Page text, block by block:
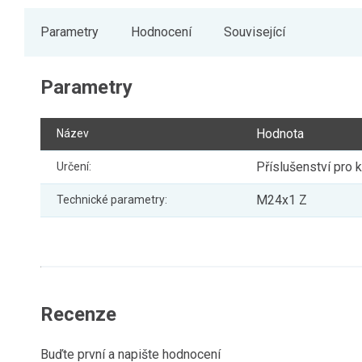
Parametry Hodnocení Související
Parametry
Název Hodnota
Určení: Příslušenství pro
Technické parametry: M24x1 Z
Recenze
Buďte první a napište hodnocení